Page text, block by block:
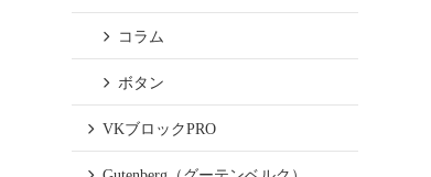
コラム
ボタン
VKブロックPRO